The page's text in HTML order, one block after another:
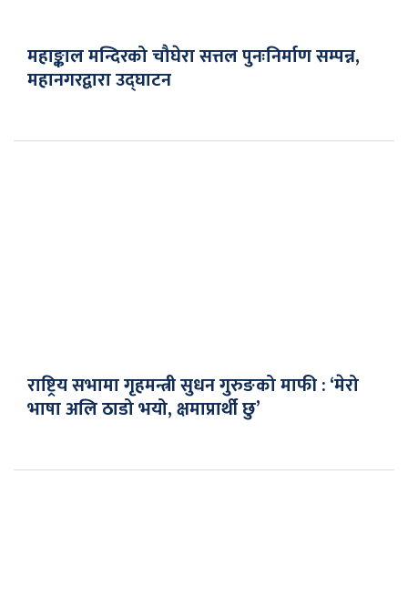
महाङ्काल मन्दिरको चौघेरा सत्तल पुनःनिर्माण सम्पन्न,
महानगरद्वारा उद्घाटन
राष्ट्रिय सभामा गृहमन्त्री सुधन गुरुङको माफी : ‘मेरो
भाषा अलि ठाडो भयो, क्षमाप्रार्थी छु’